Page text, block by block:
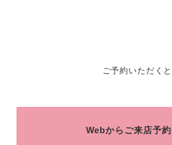
ご予約いただく
Webからご来店予約